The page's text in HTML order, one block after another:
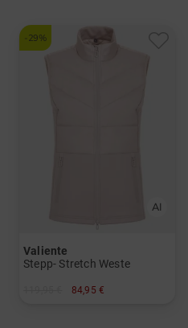
-29%
Valiente
Stepp- Stretch Weste
84,95 €